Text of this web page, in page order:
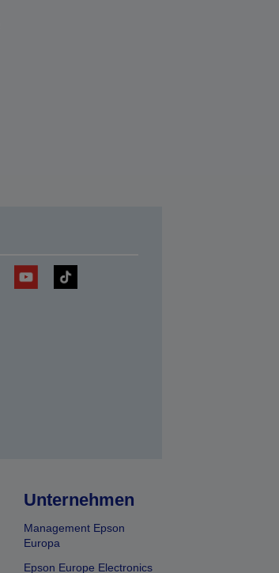
Unternehmen
Management Epson
Europa
Epson Europe Electronics